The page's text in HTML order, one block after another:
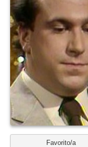
Favorito/a